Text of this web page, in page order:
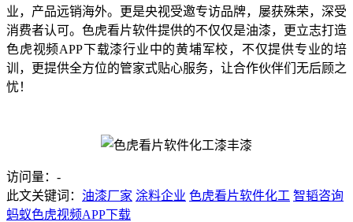
业，产品远销海外。更是央视受邀专访品牌，屡获殊荣，深受
消费者认可。色虎看片软件提供的不仅仅是油漆，更立志打造
色虎视频APP下载漆行业中的黄埔军校，不仅提供专业的培
训，更提供全方位的管家式贴心服务，让合作伙伴们无后顾之
忧！
访问量： -
此文关键词： 油漆厂家 涂料企业 色虎看片软件化工 智韬咨询
蚂蚁色虎视频APP下载